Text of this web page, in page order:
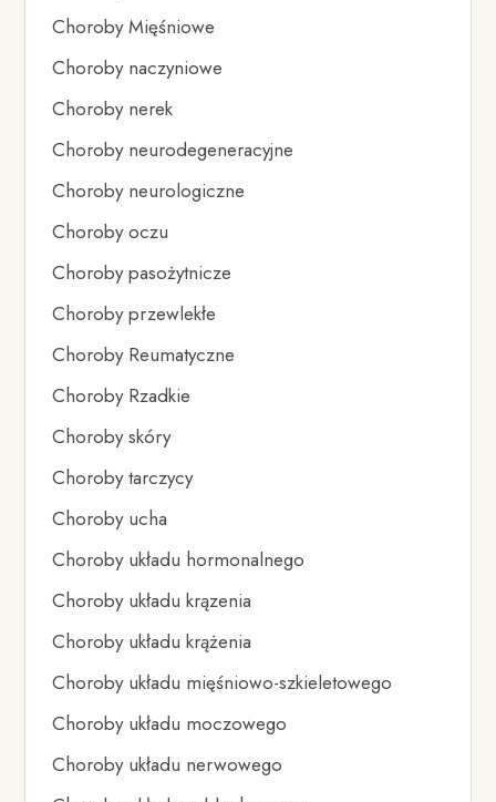
Choroby Mięśniowe
Choroby naczyniowe
Choroby nerek
Choroby neurodegeneracyjne
Choroby neurologiczne
Choroby oczu
Choroby pasożytnicze
Choroby przewlekłe
Choroby Reumatyczne
Choroby Rzadkie
Choroby skóry
Choroby tarczycy
Choroby ucha
Choroby układu hormonalnego
Choroby układu krązenia
Choroby układu krążenia
Choroby układu mięśniowo-szkieletowego
Choroby układu moczowego
Choroby układu nerwowego